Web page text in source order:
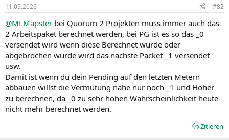
11.05.2026 #82
@MLMapster bei Quorum 2 Projekten muss immer auch das
2 Arbeitspaket berechnet werden, bei PG ist es so das _0
versendet wird wenn diese Berechnet wurde oder
abgebrochen wurde wird das nächste Packet _1 versendet
usw.
Damit ist wenn du dein Pending auf den letzten Metern
abbauen willst die Vermutung nahe nur noch _1 und Höher
zu berechnen, da _0 zu sehr hohen Wahrscheinlichkeit heute
nicht mehr berechnet werden.
Zitieren